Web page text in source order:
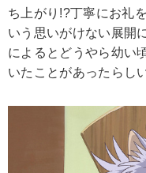
ち上がり!?丁寧にお礼
いう思いがけない展開
によるとどうやら幼い
いたことがあったらし